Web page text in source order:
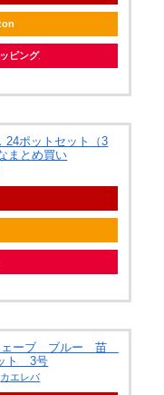
ピング
ポットセット（3
まとめ買い
ェーブ ブルー 苗
ト 3号
カエレバ